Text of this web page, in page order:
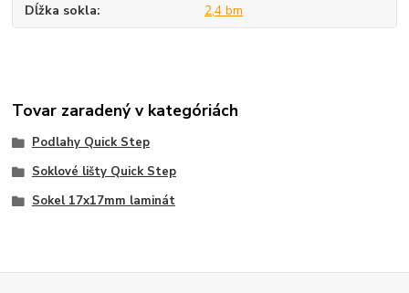
Dĺžka sokla 2,4 bm
Tovar zaradený v kategóriách
Podlahy Quick Step
Soklové lišty Quick Step
Sokel 17x17mm laminát